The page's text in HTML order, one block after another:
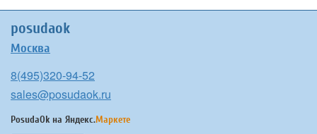
posudaok
Москва
8(495)320-94-52
sales@posudaok.ru
PosudaOk на Яндекс.Маркете